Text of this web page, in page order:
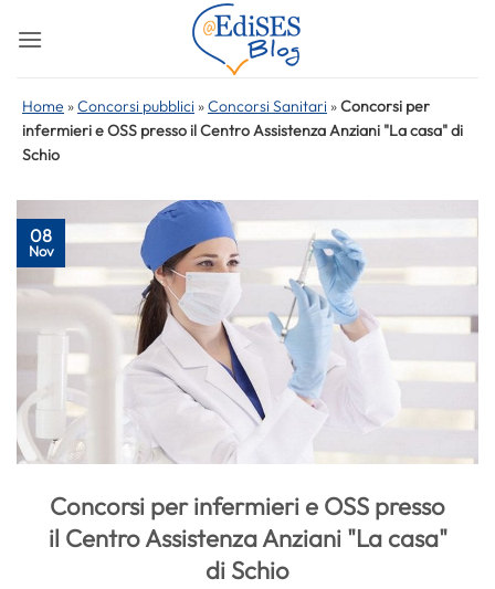
Home »Concorsi pubblici »Concorsi Sanitari »Concorsi per
infermieri e OSS presso il Centro Assistenza Anziani "La casa" di
Schio
08
Nov
Concorsi per infermieri e OSS presso
il Centro Assistenza Anziani "La casa"
di Schio